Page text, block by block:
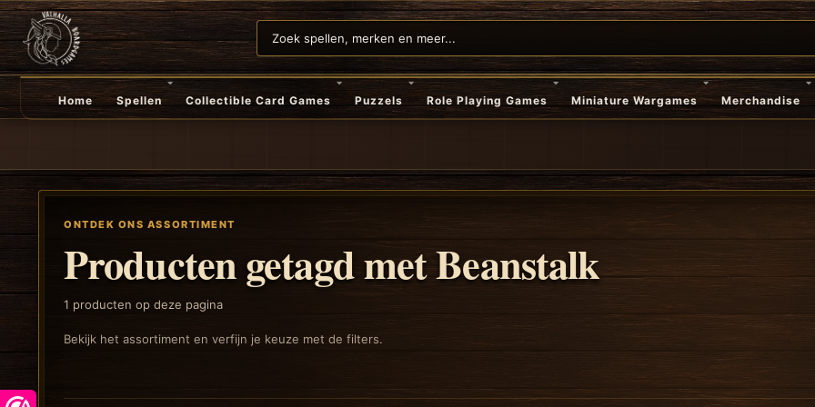
Home Spellen Collectible Card Games Puzzels Role Playing Games Miniature Wargames Merchandise
ONTDEK ONS ASSORTIMENT
Producten getagd met Beanstalk
1 producten op deze pagina
Bekijk het assortiment en verfijn je keuze met de filters.